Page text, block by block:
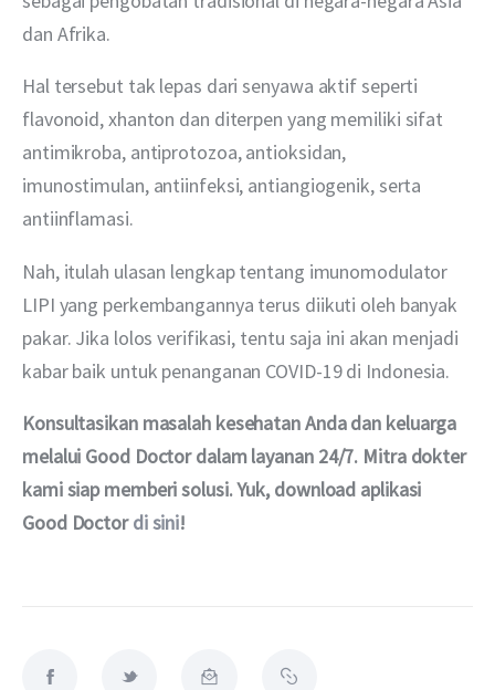
dan Afrika.
Hal tersebut tak lepas dari senyawa aktif seperti
flavonoid, xhanton dan diterpen yang memiliki sifat
antimikroba, antiprotozoa, antioksidan,
imunostimulan, antiinfeksi, antiangiogenik, serta
antiinflamasi.
Nah, itulah ulasan lengkap tentang imunomodulator
LIPI yang perkembangannya terus diikuti oleh banyak
pakar. Jika lolos verifikasi, tentu saja ini akan menjadi
kabar baik untuk penanganan COVID-19 di Indonesia.
Konsultasikan masalah kesehatan Anda dan keluarga
melalui Good Doctor dalam layanan 24/7. Mitra dokter
kami siap memberi solusi. Yuk, download aplikasi
Good Doctor di sini!